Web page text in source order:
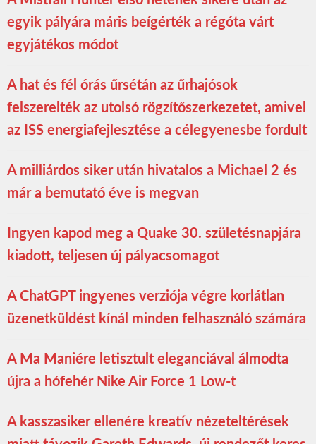
egyik pályára máris beígérték a régóta várt
egyjátékos módot
A hat és fél órás űrsétán az űrhajósok
felszerelték az utolsó rögzítőszerkezetet, amivel
az ISS energiafejlesztése a célegyenesbe fordult
A milliárdos siker után hivatalos a Michael 2 és
már a bemutató éve is megvan
Ingyen kapod meg a Quake 30. születésnapjára
kiadott, teljesen új pályacsomagot
A ChatGPT ingyenes verziója végre korlátlan
üzenetküldést kínál minden felhasználó számára
A Ma Maniére letisztult eleganciával álmodta
újra a hófehér Nike Air Force 1 Low-t
A kasszasiker ellenére kreatív nézeteltérések